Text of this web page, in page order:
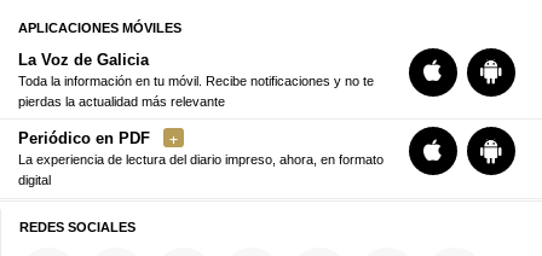
APLICACIONES MÓVILES
La Voz de Galicia
Toda la información en tu móvil. Recibe notificaciones y no te
pierdas la actualidad más relevante
Periódico en PDF
La experiencia de lectura del diario impreso, ahora, en formato
digital
REDES SOCIALES